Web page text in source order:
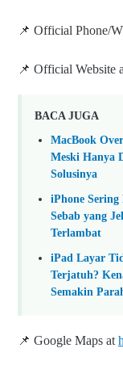
📌 Official Phone/
📌 Official Website
BACA JUGA
MacBook
Meski Hanya
Solusinya
iPhone
Sebab yang
Terlambat
iPad Layar
Terjatuh?
Semakin
📌 Google Maps at